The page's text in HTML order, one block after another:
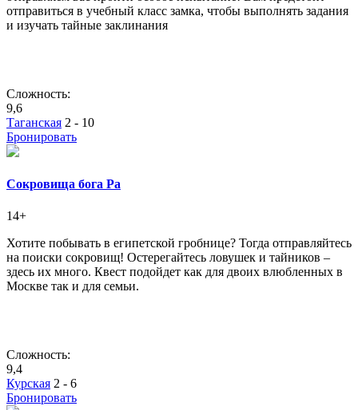
отправиться в учебный класс замка, чтобы выполнять задания
и изучать тайные заклинания
Сложность:
9,6
Таганская 2 - 10
Бронировать
Сокровища бога Ра
14+
Хотите побывать в египетской гробнице? Тогда отправляйтесь
на поиски сокровищ! Остерегайтесь ловушек и тайников ‒
здесь их много. Квест подойдет как для двоих влюбленных в
Москве так и для семьи.
Сложность:
9,4
Курская 2 - 6
Бронировать